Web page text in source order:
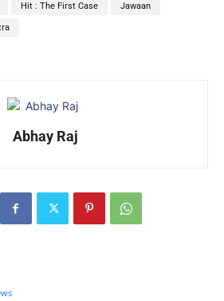
Hit : The First Case Jawaan
Abhay Raj